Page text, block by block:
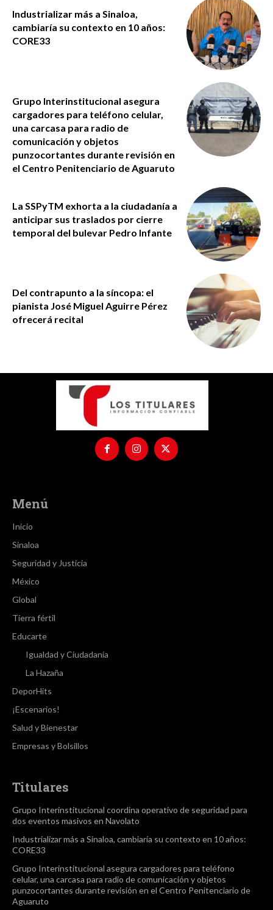
Industrializar más a Sinaloa,
cambiaría su contexto en 10 años:
CORE33
Grupo Interinstitucional asegura
cargadores para teléfono celular,
una carcasa para radio de
comunicación y objetos
punzocortantes durante revisión en
el Centro Penitenciario de Aguaruto
La SSPyTM exhorta a la ciudadanía a
anticipar sus traslados por cierre
temporal del bulevar Pedro Infante
Del contrapunto a la síncopa: el
pianista José Miguel Aguirre Pérez
ofrecerá recital
Menú
Inicio
Sinaloa
Seguridad y Justicia
México
Global
Tierra fértil
Educarte
Igualdad y Ciudadanía
La Hazaña
DeporHits
¡Escenarios!
Salud y Bienestar
Empresas y Bolsillos
Titulares
Grupo Interinstitucional coordina operativo de seguridad para
dos eventos masivos en Navolato
Industrializar más a Sinaloa, cambiaría su contexto en 10 años:
CORE33
Grupo Interinstitucional asegura cargadores para teléfono
celular, una carcasa para radio de comunicación y objetos
punzocortantes durante revisión en el Centro Penitenciario de
Aguaruto